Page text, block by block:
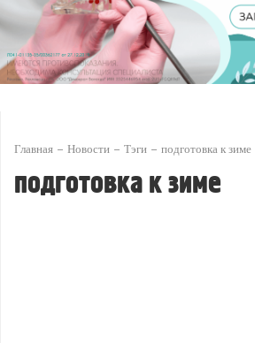
Главная Новости Тэги подготовка к зиме
подготовка к зиме